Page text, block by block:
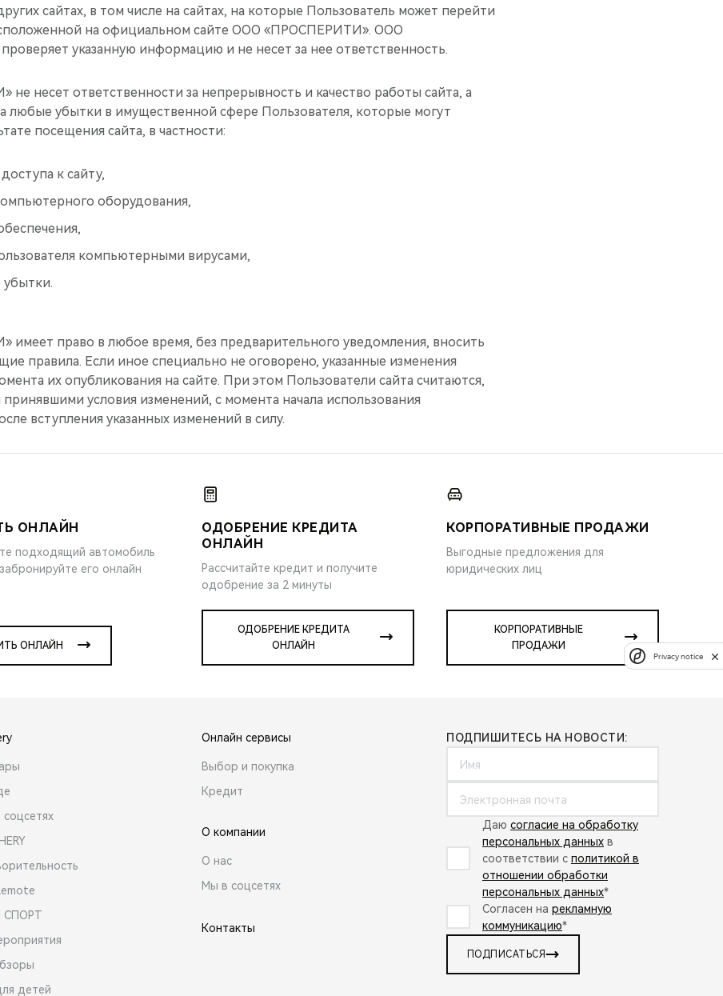
сайтах, в том числе на сайтах, на которые Пользователь может перейти
на официальном сайте ООО «ПРОСПЕРИТИ». ООО
указанную информацию и не несет за нее ответственность.
несет ответственности за непрерывность и качество работы сайта, а
любые убытки в имущественной сфере Пользователя, которые могут
посещения сайта, в частности:
к сайту,
оборудования,
компьютерными вирусами,
убытки.
право в любое время, без предварительного уведомления, вносить
правила. Если иное специально не оговорено, указанные изменения
их опубликования на сайте. При этом Пользователи сайта считаются,
условия изменений, с момента начала использования
вступления указанных изменений в силу.
ОНЛАЙН
подходящий автомобиль
его онлайн
ОНЛАЙН
ОДОБРЕНИЕ КРЕДИТА
ОНЛАЙН
Рассчитайте кредит и получите
одобрение за 2 минуты
ОДОБРЕНИЕ КРЕДИТА
ОНЛАЙН
КОРПОРАТИВНЫЕ ПРОДАЖИ
Выгодные предложения для
юридических лиц
КОРПОРАТИВНЫЕ
ПРОДАЖИ
соцсетях
СПОРТ
детей
Онлайн сервисы
Выбор и покупка
Кредит
О компании
О нас
Мы в соцсетях
Контакты
ПОДПИШИТЕСЬ НА НОВОСТИ:
Даю согласие на обработку
персональных данных в
соответствии с политикой в
отношении обработки
персональных данных*
Согласен на рекламную
коммуникацию*
ПОДПИСАТЬСЯ
Privacy notice